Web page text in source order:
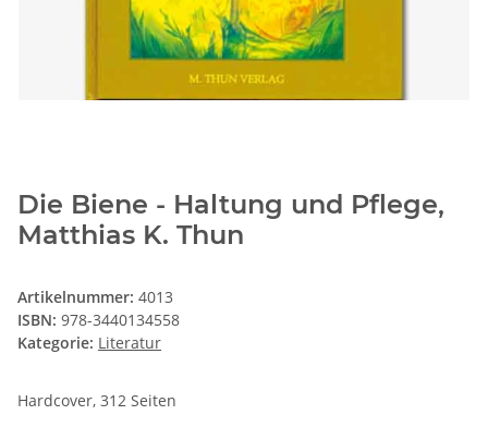
Die Biene - Haltung und Pflege,
Matthias K. Thun
Artikelnummer: 4013
ISBN: 978-3440134558
Kategorie: Literatur
Hardcover, 312 Seiten